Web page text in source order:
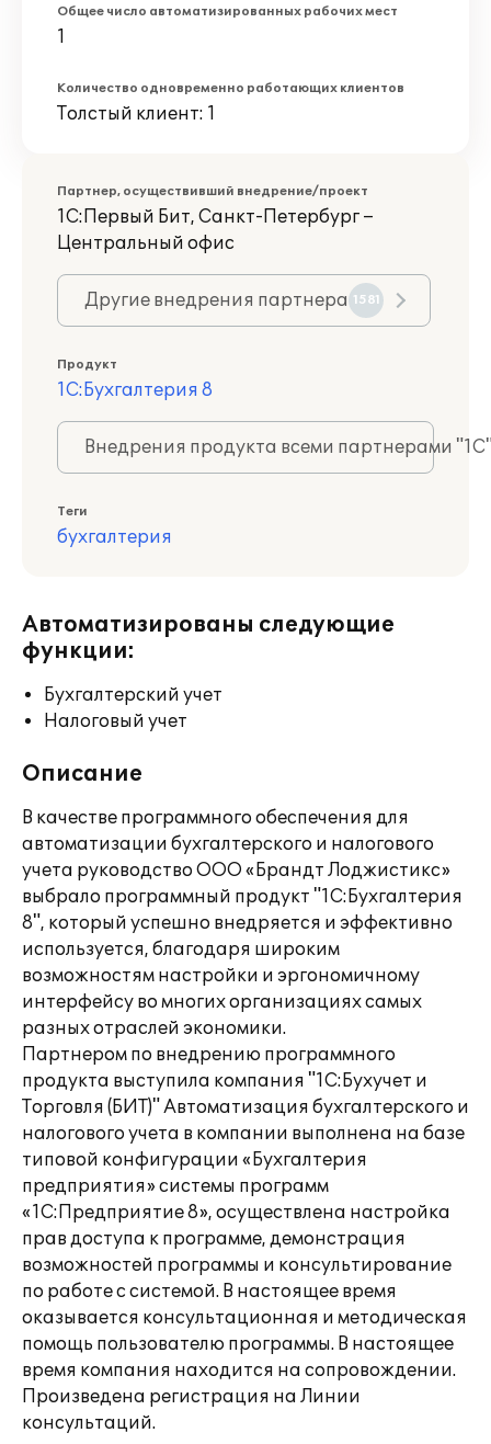
Общее число автоматизированных рабочих мест
1
Количество одновременно работающих клиентов
Толстый клиент: 1
Партнер, осуществивший внедрение/проект
1С:Первый Бит, Санкт-Петербург –
Центральный офис
Другие внедрения партнера 1581
Продукт
1С:Бухгалтерия 8
Внедрения продукта всеми партнерами
Теги
бухгалтерия
Автоматизированы следующие
функции:
Бухгалтерский учет
Налоговый учет
Описание
В качестве программного обеспечения для
автоматизации бухгалтерского и налогового
учета руководство ООО «Брандт Лоджистикс»
выбрало программный продукт "1С:Бухгалтерия
8", который успешно внедряется и эффективно
используется, благодаря широким
возможностям настройки и эргономичному
интерфейсу во многих организациях самых
разных отраслей экономики.
Партнером по внедрению программного
продукта выступила компания "1С:Бухучет и
Торговля (БИТ)" Автоматизация бухгалтерского и
налогового учета в компании выполнена на базе
типовой конфигурации «Бухгалтерия
предприятия» системы программ
«1С:Предприятие 8», осуществлена настройка
прав доступа к программе, демонстрация
возможностей программы и консультирование
по работе с системой. В настоящее время
оказывается консультационная и методическая
помощь пользователю программы. В настоящее
время компания находится на сопровождении.
Произведена регистрация на Линии
консультаций.